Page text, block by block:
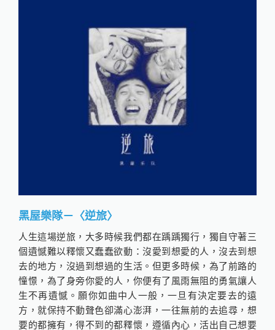
黑屋樂隊－〈逆旅〉
人生這場逆旅，大多時候我們都在踽踽獨行，獨自守著三
個遺憾難以釋懷又蠢蠢欲動：沒愛到想愛的人，沒去到想
去的地方，沒過到想過的生活。但更多時候，為了前路的
憧憬，為了身旁你愛的人，你便有了風雨無阻的勇氣讓人
生不再遺憾。願你如曲中人一般，一旦有決定要去的遠
方，就保持不動聲色卻滿心澎湃，一往無前的去追尋，想
要的都擁有，得不到的都釋懷，遵循內心，活出自己想要